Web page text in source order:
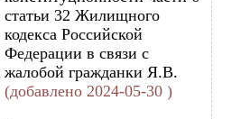
статьи 32 Жилищного
кодекса Российской
Федерации в связи с
жалобой гражданки Я.В.
(добавлено 2024-05-30 )